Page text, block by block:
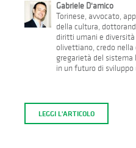
Gabriele D'amico
Torinese, avvocato,
della cultura,
diritti umani e
olivettiano, credo nella
gregarietà del sistema
in un futuro di
LEGGI L'ARTICOLO